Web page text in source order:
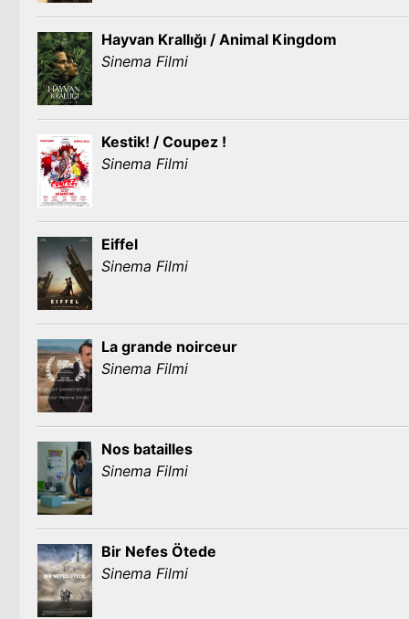
Hayvan Krallığı / Animal Kingdom
Sinema Filmi
Kestik! / Coupez !
Sinema Filmi
Eiffel
Sinema Filmi
La grande noirceur
Sinema Filmi
Nos batailles
Sinema Filmi
Bir Nefes Ötede
Sinema Filmi